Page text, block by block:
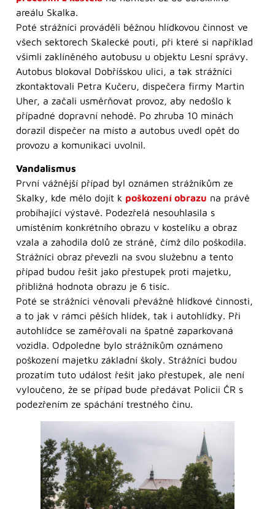
areálu Skalka.
Poté strážníci prováděli běžnou hlídkovou činnost ve
všech sektorech Skalecké pouti, při které si například
všimli zaklíněného autobusu u objektu Lesní správy.
Autobus blokoval Dobříšskou ulici, a tak strážníci
zkontaktovali Petra Kučeru, dispečera firmy Martin
Uher, a začali usměrňovat provoz, aby nedošlo k
případné dopravní nehodě. Po zhruba 10 minách
dorazil dispečer na místo a autobus uvedl opět do
provozu a komunikaci uvolnil.
Vandalismus
První vážnější případ byl oznámen strážníkům ze
Skalky, kde mělo dojít k poškození obrazu na právě
probíhající výstavě. Podezřelá nesouhlasila s
umístěním konkrétního obrazu v kostelíku a obraz
vzala a zahodila dolů ze stráně, čímž dílo poškodila.
Strážníci obraz převezli na svou služebnu a tento
případ budou řešit jako přestupek proti majetku,
přibližná hodnota obrazu je 6 tisíc.
Poté se strážníci věnovali převážně hlídkové činnosti,
a to jak v rámci pěších hlídek, tak i autohlídky. Při
autohlídce se zaměřovali na špatně zaparkovaná
vozidla. Odpoledne bylo strážníkům oznámeno
poškození majetku základní školy. Strážníci budou
prozatím tuto událost řešit jako přestupek, ale není
vyloučeno, že se případ bude předávat Policii ČR s
podezřením ze spáchání trestného činu.